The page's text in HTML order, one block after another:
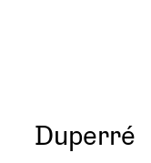
Duperré